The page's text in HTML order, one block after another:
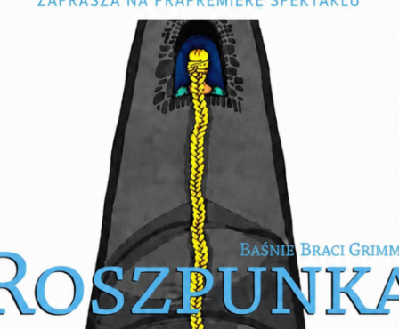
WIECZÓR POEZJI - ADY
JAROSZ